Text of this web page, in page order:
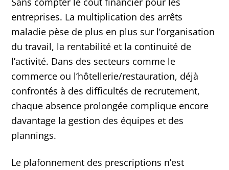
entreprises. La multiplication des arrêts
maladie pèse de plus en plus sur l’organisation
du travail, la rentabilité et la continuité de
l’activité. Dans des secteurs comme le
commerce ou l’hôtellerie/restauration, déjà
confrontés à des difficultés de recrutement,
chaque absence prolongée complique encore
davantage la gestion des équipes et des
plannings.
Le plafonnement des prescriptions n’est